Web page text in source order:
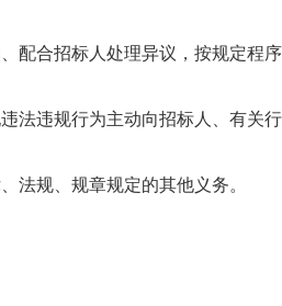
、配合招标人处理异议，按规定程
违法违规行为主动向招标人、有
、法规、规章规定的其他义务。